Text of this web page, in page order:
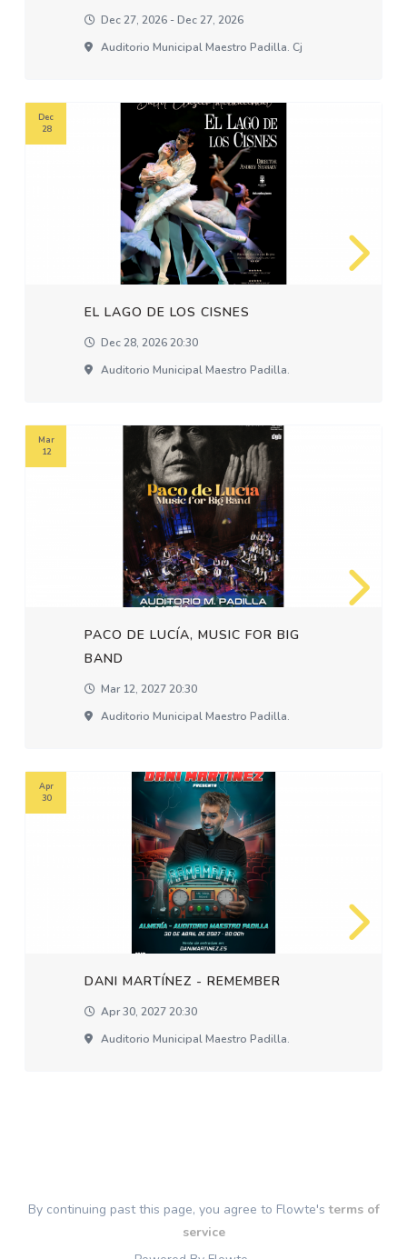
Dec 27, 2026 - Dec 27, 2026
Auditorio Municipal Maestro Padilla. Cj
EL LAGO DE LOS CISNES
Dec 28, 2026 20:30
Auditorio Municipal Maestro Padilla.
Dec
28
PACO DE LUCÍA, MUSIC FOR BIG
BAND
Mar 12, 2027 20:30
Auditorio Municipal Maestro Padilla.
Mar
12
DANI MARTÍNEZ - REMEMBER
Apr 30, 2027 20:30
Auditorio Municipal Maestro Padilla.
Apr
30
By continuing past this page, you agree to Flowte'sterms of
service